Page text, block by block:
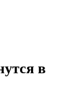
в